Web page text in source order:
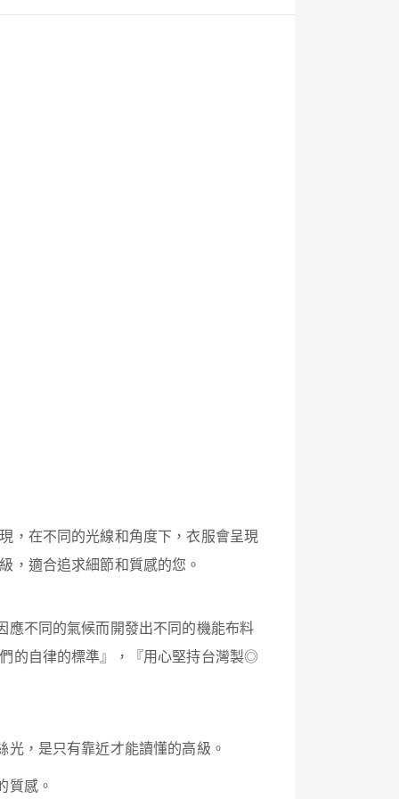
，在不同的光線和角度下，衣服會呈現
，適合追求細節和質感的您。
不同的氣候而開發出不同的機能布料
的自律的標準』，『用心堅持台灣製◎
，是只有靠近才能讀懂的高級。
質感。